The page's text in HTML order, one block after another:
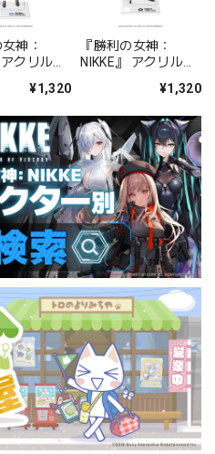
神：
クリルス
ンメイト
¥1,320
『勝利の女神：
NIKKE』 アクリルス
シャープレッスン
¥1,320